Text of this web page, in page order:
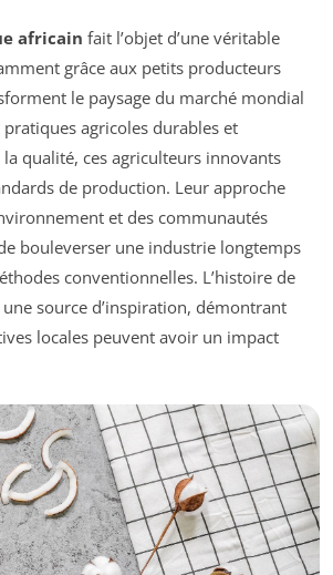
africain fait l’objet d’une véritable
grâce aux petits producteurs
le paysage du marché mondial
agricoles durables et
qualité, ces agriculteurs innovants
de production. Leur approche
et des communautés
bouleverser une industrie longtemps
conventionnelles. L’histoire de
source d’inspiration, démontrant
locales peuvent avoir un impact